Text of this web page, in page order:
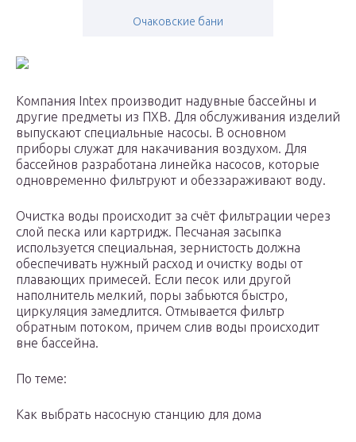
Очаковские бани
Компания Intex производит надувные бассейны и
другие предметы из ПХВ. Для обслуживания изделий
выпускают специальные насосы. В основном
приборы служат для накачивания воздухом. Для
бассейнов разработана линейка насосов, которые
одновременно фильтруют и обеззараживают воду.
Очистка воды происходит за счёт фильтрации через
слой песка или картридж. Песчаная засыпка
используется специальная, зернистость должна
обеспечивать нужный расход и очистку воды от
плавающих примесей. Если песок или другой
наполнитель мелкий, поры забьются быстро,
циркуляция замедлится. Отмывается фильтр
обратным потоком, причем слив воды происходит
вне бассейна.
По теме:
Как выбрать насосную станцию для дома